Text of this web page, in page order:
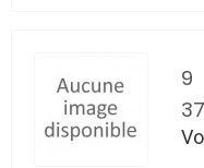
9